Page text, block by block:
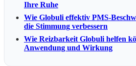
Ihre Ruhe
Wie Globuli effektiv PMS-
die Stimmung verbessern
Wie Reizbarkeit Globuli helfen
Anwendung und Wirkung